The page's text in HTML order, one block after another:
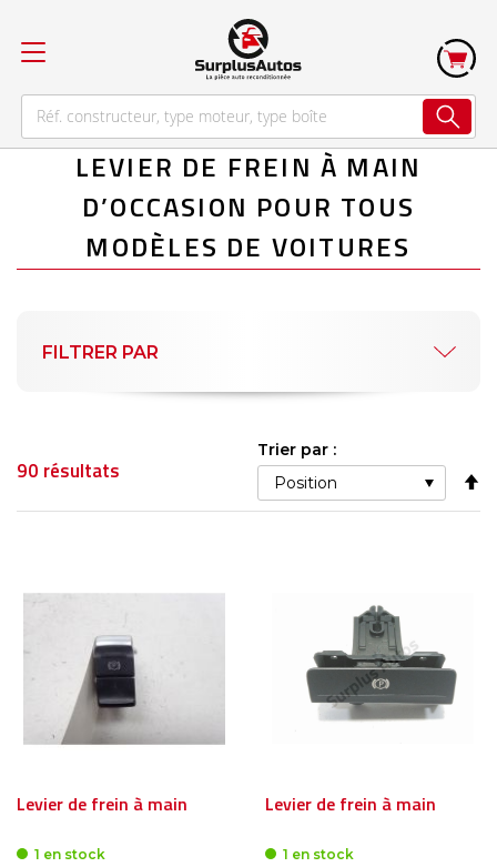
LEVIER DE FREIN À MAIN
D’OCCASION POUR TOUS
MODÈLES DE VOITURES
90 résultats
Trier par :
Levier de frein à main
1 en stock
Levier de frein à main
1 en stock
FILTRER PAR